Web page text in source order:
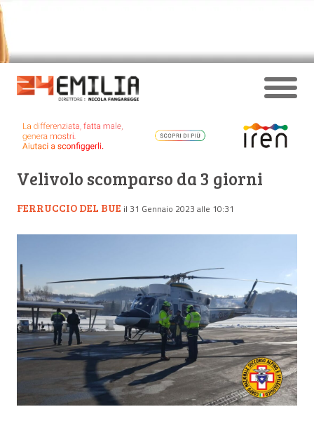
Velivolo scomparso da 3 giorni
FERRUCCIO DEL BUE il 31 Gennaio 2023 alle 10:31